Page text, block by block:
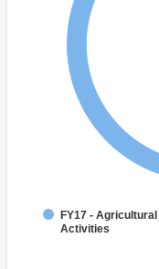
FY17 -
Activities